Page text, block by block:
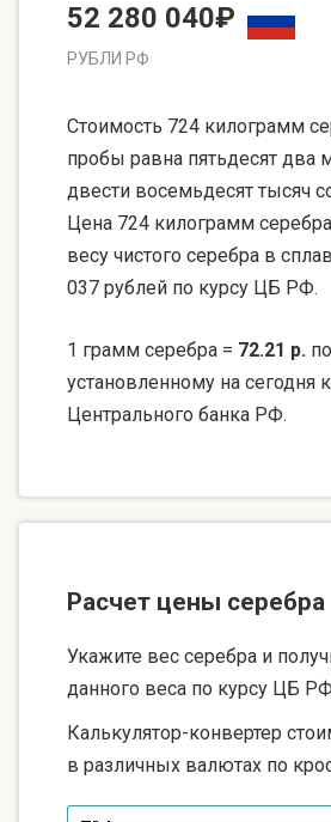
52 280 040₽
РУБЛИ РФ
Стоимость 724 килограмм
пробы равна пятьдесят два
двести восемьдесят тысяч
Цена 724 килограмм серебра
весу чистого серебра в
037 рублей по курсу ЦБ РФ.
1 грамм серебра = 72.21 р. по
установленному на сегодня
Центрального банка РФ.
Расчет цены серебра
Укажите вес серебра и
данного веса по курсу ЦБ
Калькулятор-конвертер
в различных валютах по